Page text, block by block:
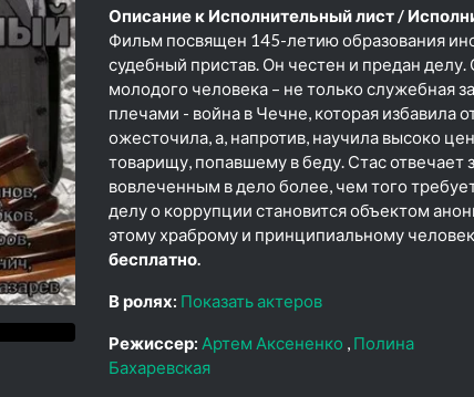
Описание к Исполнительный лист /
Фильм посвящен 145-летию образования
судебный пристав. Он честен и предан
молодого человека – не только служебная
плечами - война в Чечне, которая избавила
ожесточила, а, напротив, научила высоко
товарищу, попавшему в беду. Стас отвечает
вовлеченным в дело более, чем того
делу о коррупции становится объектом
этому храброму и принципиальному
бесплатно.
В ролях: Показать актеров
Режиссер: Артем Аксененко
Полина
Бахаревская